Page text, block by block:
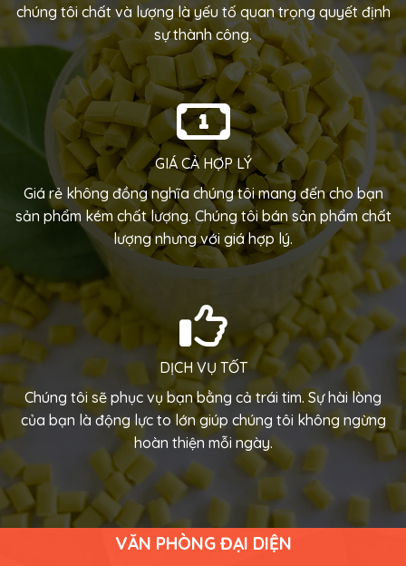
chúng tôi chất và lượng là yếu tố quan trọng quyết định
sự thành công.
GIÁ CẢ HỢP LÝ
Giá rẻ không đồng nghĩa chúng tôi mang đến cho bạn
sản phẩm kém chất lượng. Chúng tôi bán sản phẩm chất
lượng nhưng với giá hợp lý.
DỊCH VỤ TỐT
Chúng tôi sẽ phục vụ bạn bằng cả trái tim. Sự hài lòng
của bạn là động lực to lớn giúp chúng tôi không ngừng
hoàn thiện mỗi ngày.
VĂN PHÒNG ĐẠI DIỆN